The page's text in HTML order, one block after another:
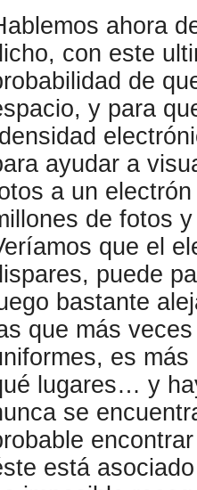
ahora
con este
de
y para
ayudar a
a un
de fotos
que el
puede
bastante
que más
es
lugares… y
se
está